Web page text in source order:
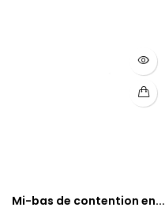
Mi-bas de contention en...